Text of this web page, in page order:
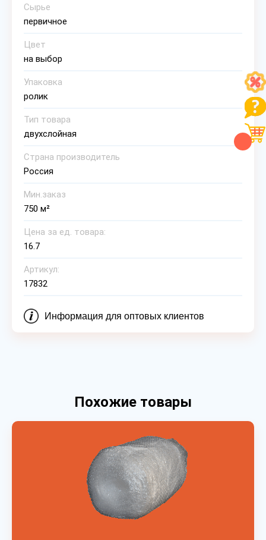
Сырье
первичное
Цвет
на выбор
Упаковка
ролик
Тип товара
двухслойная
Страна производитель
Россия
Мин.заказ
750 м²
Цена за ед. товара:
16.7
Артикул:
17832
Информация для оптовых клиентов
Похожие товары